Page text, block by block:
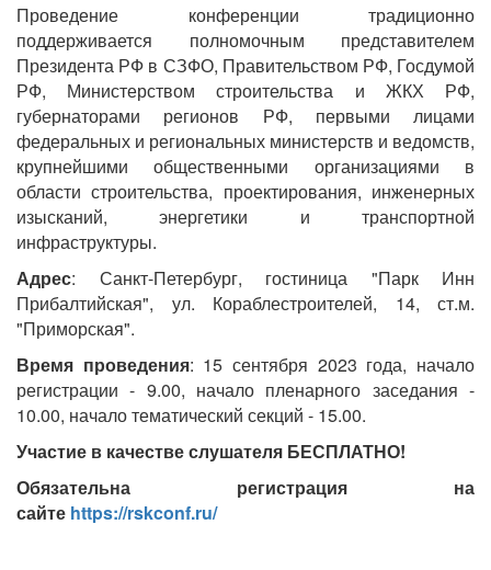
Проведение конференции традиционно
поддерживается полномочным представителем
Президента РФ в СЗФО, Правительством РФ, Госдумой
РФ, Министерством строительства и ЖКХ РФ,
губернаторами регионов РФ, первыми лицами
федеральных и региональных министерств и ведомств,
крупнейшими общественными организациями в
области строительства, проектирования, инженерных
изысканий, энергетики и транспортной
инфраструктуры.
Адрес: Санкт-Петербург, гостиница "Парк Инн
Прибалтийская", ул. Кораблестроителей, 14, ст.м.
"Приморская".
Время проведения: 15 сентября 2023 года, начало
регистрации - 9.00, начало пленарного заседания -
10.00, начало тематический секций - 15.00.
Участие в качестве слушателя БЕСПЛАТНО!
Обязательна регистрация на
сайте https://rskconf.ru/